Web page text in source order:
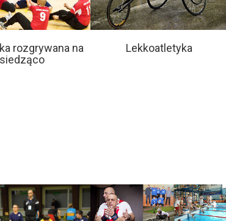
rozgrywana na
siedząco
Lekkoatletyka